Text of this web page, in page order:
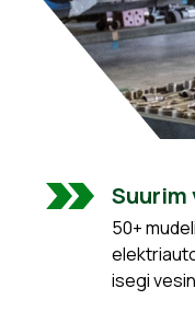
Suurim
50+
isegi